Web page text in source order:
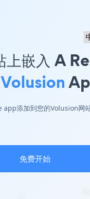
上嵌入 A
Volusion
app添加到您的Volusion网
免费开始